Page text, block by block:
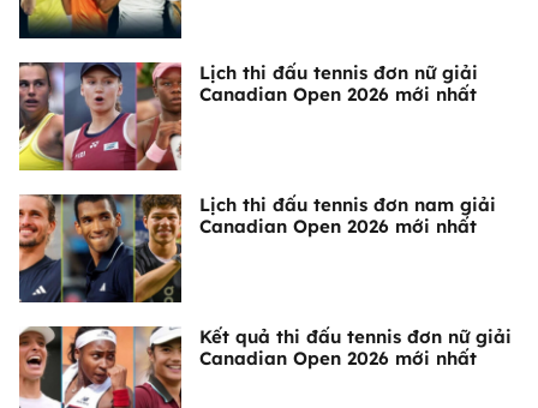
Lịch thi đấu tennis đơn nữ giải
Canadian Open 2026 mới nhất
Lịch thi đấu tennis đơn nam giải
Canadian Open 2026 mới nhất
Kết quả thi đấu tennis đơn nữ giải
Canadian Open 2026 mới nhất